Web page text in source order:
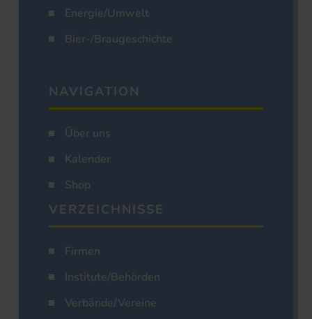
Energie/Umwelt
Bier-/Braugeschichte
NAVIGATION
Über uns
Kalender
Shop
VERZEICHNISSE
Firmen
Institute/Behörden
Verbände/Vereine